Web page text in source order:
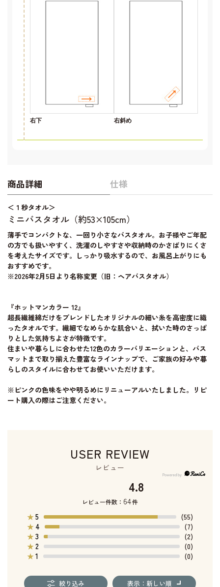
右下 右斜め
商品詳細 仕様
＜１秒タオル＞
ミニバスタオル（約53×105cm）
薄手でコンパクトな、一回り小さなバスタオル。お子様やご年配
の方でも扱いやすく、洗濯のしやすさや収納時のかさばりにくさ
を考えたサイズです。しっかり吸水するので、お風呂上がりにも
おすすめです。
※2026年2月5日より名称変更（旧：ヘアバスタオル）
『ホットマンカラー 12』
超長繊維綿だけをブレンドしたオリジナルの細い糸を高密度に織
ったタオルです。繊細でなめらかな肌合いと、拭いた時のさっぱ
りとした気持ちよさが特徴です。
住まいや暮らしに合わせた12色のカラーバリエーションと、バス
マットまで取り揃えた豊富なラインナップで、ご家族の好みや暮
らしのスタイルに合わせてお使いいただけます。
※ピンクの色味をやや明るめにリニューアルいたしました。リピ
ート購入の際はご注意ください。
USER REVIEW
レビュー
4.8
レビュー件数： 64件
★5
(55)
★ 4
(7)
★3
(2)
★2
(0)
★1 (0)
絞り込み 表示：新しい順